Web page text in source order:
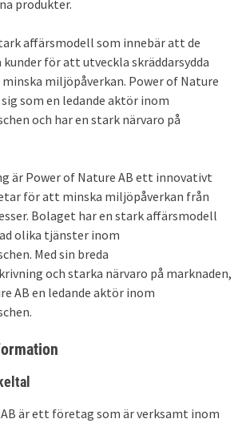
produkter.
affärsmodell som innebär att de
för att utveckla skräddarsydda
miljöpåverkan. Power of Nature
som en ledande aktör inom
och har en stark närvaro på
är Power of Nature AB ett innovativt
för att minska miljöpåverkan från
Bolaget har en stark affärsmodell
olika tjänster inom
Med sin breda
och starka närvaro på marknaden,
AB en ledande aktör inom
är ett företag som är verksamt inom